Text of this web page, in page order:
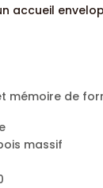
accueil
mémoire de
massif